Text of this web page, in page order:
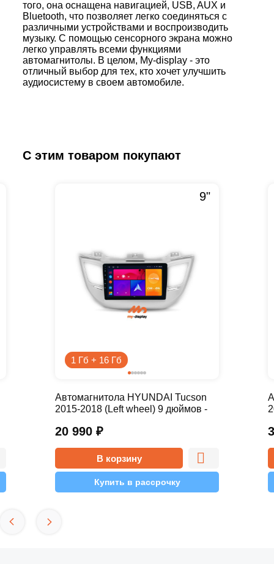
того, она оснащена навигацией, USB, AUX и
Bluetooth, что позволяет легко соединяться с
различными устройствами и воспроизводить
музыку. С помощью сенсорного экрана можно
легко управлять всеми функциями
автомагнитолы. В целом, My-display - это
отличный выбор для тех, кто хочет улучшить
аудиосистему в своем автомобиле.
С этим товаром покупают
1 Гб + 16 Гб
9"
20 990 ₽
Автомагнитола HYUNDAI Tucson
2015-2018 (Left wheel) 9 дюймов -
В корзину
Купить в рассрочку